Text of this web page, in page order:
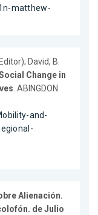
matthew-
David, B.
Change in
. ABINGDON.
and-
Alienación.
de Julio